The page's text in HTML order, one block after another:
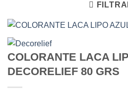
COLORANTE LACA
DECORELIEF 80 GRS